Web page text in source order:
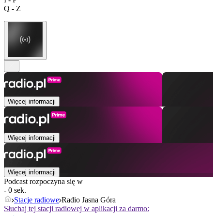
Q - Z
Więcej informacji
Więcej informacji
Więcej informacji
Podcast rozpoczyna się w
- 0 sek.
Stacje radiowe Radio Jasna Góra
Słuchaj tej stacji radiowej w aplikacji za darmo: